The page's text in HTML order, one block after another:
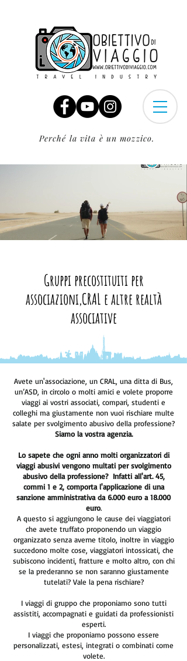
Perché la vita è un mozzico.
Gruppi precostituiti per
associazioni,CRAL e altre realtà
associative
Avete un'associazione, un CRAL, una ditta di Bus,
un’ASD, in circolo o molti amici e volete proporre
viaggi ai vostri associati, compari, studenti e
colleghi ma giustamente non vuoi rischiare multe
salate per svolgimento abusivo della professione?
Siamo la vostra agenzia.
Lo sapete che ogni anno molti organizzatori di
viaggi abusivi vengono multati per svolgimento
abusivo della professione? Infatti all'art. 45,
commi 1 e 2, comporta l'applicazione di una
sanzione amministrativa da 6.000 euro a 18.000
euro.
A questo si aggiungono le cause dei viaggiatori
che avete truffato proponendo un viaggio
organizzato senza averne titolo, inoltre in viaggio
succedono molte cose, viaggiatori intossicati, che
subiscono incidenti, fratture e molto altro, con chi
se la prederanno se non saranno giustamente
tutelati? Vale la pena rischiare?
I viaggi di gruppo che proponiamo sono tutti
assistiti, accompagnati e guidati da professionisti
esperti.
I viaggi che proponiamo possono essere
personalizzati, estesi, integrati o combinati come
volete.